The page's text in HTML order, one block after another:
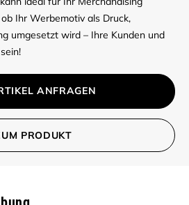
Ihr Werbemotiv als Druck,
umgesetzt wird – Ihre Kunden und
ANFRAGEN
PRODUKT